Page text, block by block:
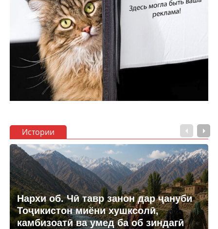
Истории
Нархи об. Чӣ тавр занон дар ҷануби
Тоҷикистон миёни хушксолӣ,
камбизоатӣ ва умед ба об зиндагӣ